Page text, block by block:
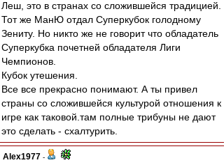
Леш, это в странах со сложившейся традицией.
Тот же МанЮ отдал Суперкубок голодному
Зениту. Но никто же не говорит что обладатель
Суперкубка почетней обладателя Лиги
Чемпионов.
Кубок утешения.
Все все прекрасно понимают. А ты привел
страны со сложившейся культурой отношения к
игре как таковой.там полные трибуны не дают
это сделать - схалтурить.
Alex1977 -